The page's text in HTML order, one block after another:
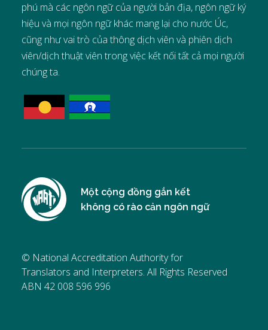
phú mà các ngôn ngữ của người bản địa, ngôn ngữ ký
hiệu và mọi ngôn ngữ khác mang lại cho nước Úc,
cũng như vai trò của thông dịch viên và phiên dịch
viên/dịch thuật viên trong việc kết nối tất cả mọi người
chúng ta.
Một cộng đồng gắn kết
không có rào cản ngôn ngữ
© National Accreditation Authority for
Translators and Interpreters. All Rights Reserved
ABN 42 008 596 996